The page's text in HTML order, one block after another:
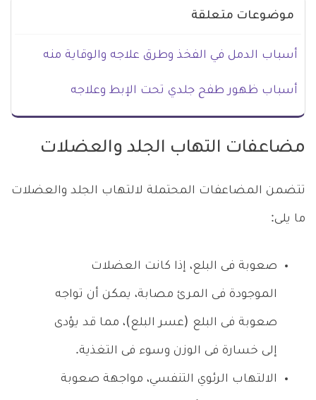
موضوعات متعلقة
أسباب الدمل في الفخذ وطرق علاجه والوقاية منه
أسباب ظهور طفح جلدي تحت الإبط وعلاجه
مضاعفات التهاب الجلد والعضلات
تتضمن المضاعفات المحتملة لالتهاب الجلد والعضلات
ما يلى:
صعوبة فى البلع، إذا كانت العضلات
الموجودة فى المرئ مصابة، يمكن أن تواجه
صعوبة فى البلع (عسر البلع)، مما قد يؤدى
إلى خسارة فى الوزن وسوء فى التغذية.
الالتهاب الرئوي التنفسي، مواجهة صعوبة